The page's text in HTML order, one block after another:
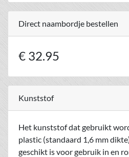
Direct naambordje bestellen
€ 32.95
Kunststof
Het kunststof dat gebruikt
plastic (standaard 1,6 mm
geschikt is voor gebruik in en